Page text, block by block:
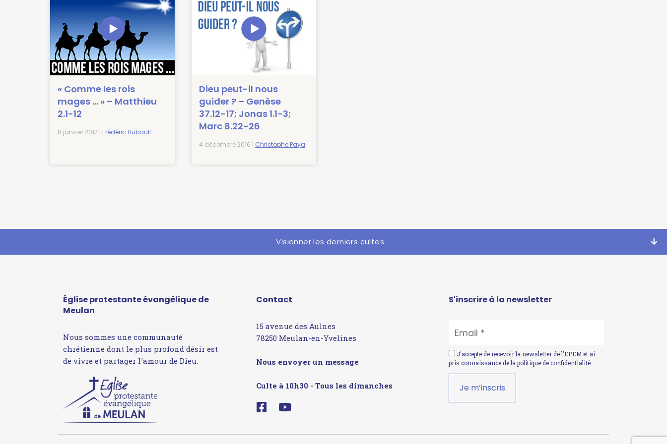
« Comme les rois
mages … » – Matthieu
2.1-12
8 janvier 2017 | Frédéric Hubault
Dieu peut-il nous
guider ? – Genèse
37.12-17; Jonas 1.1-3;
Marc 8.22-26
4 décembre 2016 | Christophe Paya
Visionner les derniers cultes
Église protestante évangélique de
Meulan
Nous sommes une communauté
chrétienne dont le plus profond désir est
de vivre et partager l'amour de Dieu.
Contact
15 avenue des Aulnes
78250 Meulan-en-Yvelines
Nous envoyer un message
Culte à 10h30 - Tous les dimanches
S'inscrire à la newsletter
J'accepte de recevoir la newsletter de l'EPEM et ai
pris connaissance de lapolitique de confidentialité.